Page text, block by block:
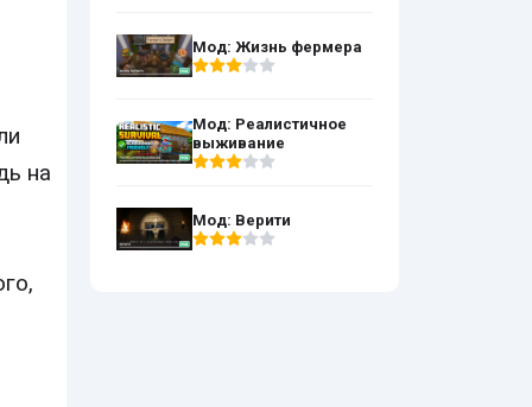
на
Мод: Жизнь фермера
Мод: Реалистичное
выживание
Мод: Верити